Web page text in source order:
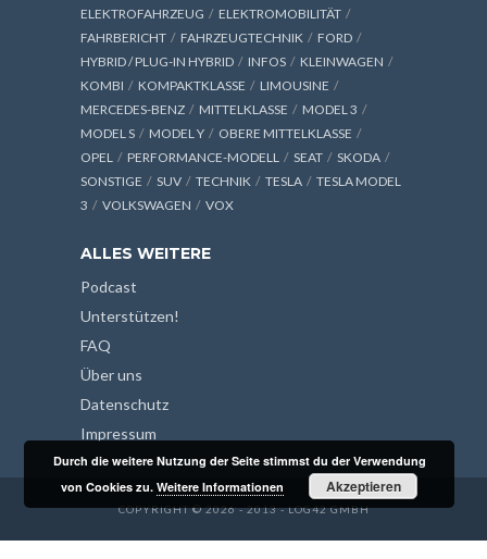
ELEKTROFAHRZEUG
ELEKTROMOBILITÄT
FAHRBERICHT
FAHRZEUGTECHNIK
FORD
HYBRID / PLUG-IN HYBRID
INFOS
KLEINWAGEN
KOMBI
KOMPAKTKLASSE
LIMOUSINE
MERCEDES-BENZ
MITTELKLASSE
MODEL 3
MODEL S
MODEL Y
OBERE MITTELKLASSE
OPEL
PERFORMANCE-MODELL SEAT
SKODA
SONSTIGE
SUV TECHNIK TESLA
TESLA MODEL
3
VOLKSWAGEN VOX
ALLES WEITERE
Podcast
Unterstützen!
FAQ
Über uns
Datenschutz
Impressum
COPYRIGHT © 2026 - 2013 - LOG42 GMBH
Durch die weitere Nutzung der Seite stimmst du der Verwendung
von Cookies zu.Weitere Informationen Akzeptieren